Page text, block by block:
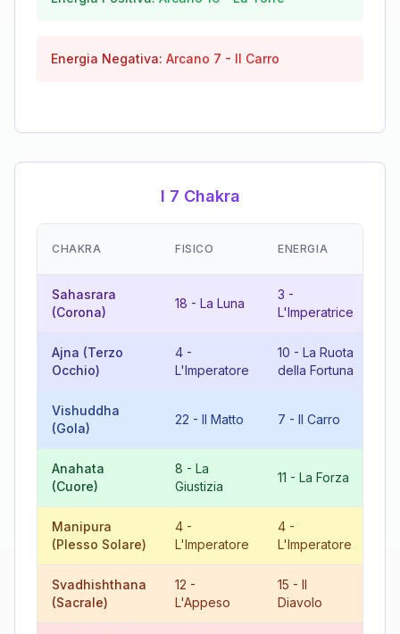
Energia Negativa: Arcano 7 - Il Carro
I 7 Chakra
CHAKRA FISICO ENERGIA
Sahasrara
(Corona)
18 - La Luna
3 -
L'Imperatrice
Ajna (Terzo
Occhio)
4 -
L'Imperatore
10 - La Ruota
della Fortuna
Vishuddha
(Gola)
22 - Il Matto 7 - Il Carro
Anahata
(Cuore)
8 - La
Giustizia
11 - La Forza
Manipura
(Plesso Solare)
4 -
L'Imperatore
4 -
L'Imperatore
Svadhishthana
(Sacrale)
12 -
L'Appeso
15 - Il
Diavolo